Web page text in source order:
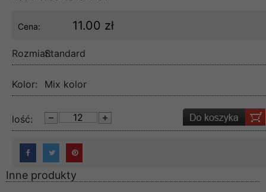
Cena: 11.00 zł
Rozmiar:Standard
Kolor: Mix kolor
lość:
Inne produkty